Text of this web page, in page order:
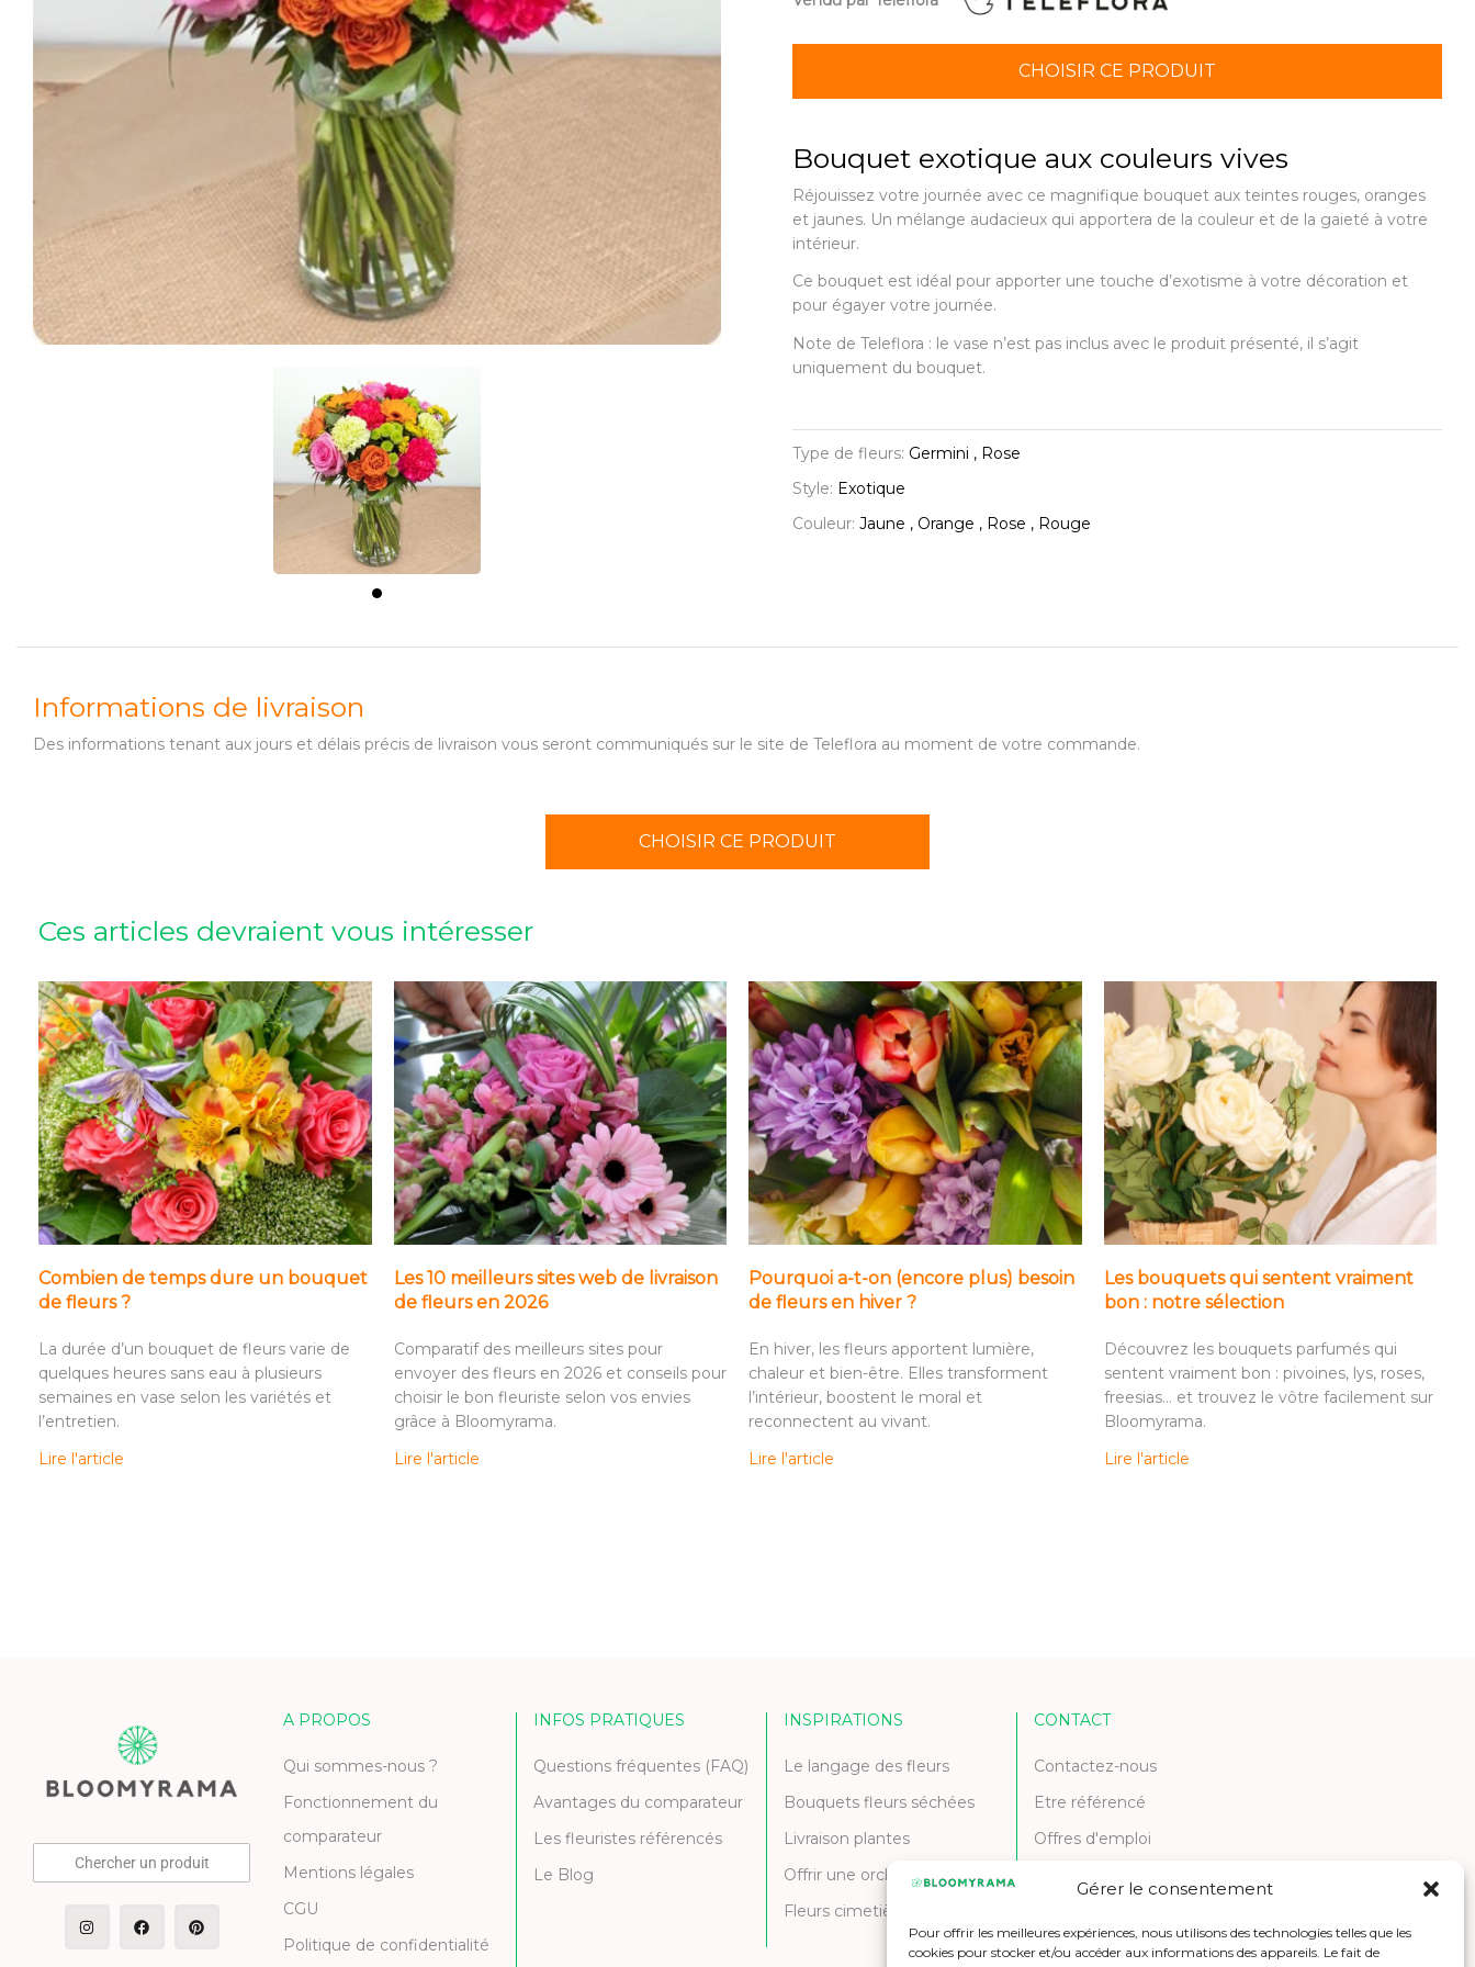
Gérer le consentement
Pour offrir les meilleures expériences, nous utilisons des technologies telles que les
cookies pour stocker et/ou accéder aux informations des appareils. Le fait de
CHOISIR CE PRODUIT
Bouquet exotique aux couleurs vives
Réjouissez votre journée avec ce magnifique bouquet aux teintes rouges, oranges
et jaunes. Un mélange audacieux qui apportera de la couleur et de la gaieté à votre
intérieur.
Ce bouquet est idéal pour apporter une touche d’exotisme à votre décoration et
pour égayer votre journée.
Note de Teleflora : le vase n’est pas inclus avec le produit présenté, il s’agit
uniquement du bouquet.
Type de fleurs: Germini , Rose
Style: Exotique
Couleur: Jaune , Orange , Rose , Rouge
Informations de livraison
Des informations tenant aux jours et délais précis de livraison vous seront communiqués sur le site de Teleflora au moment de votre commande.
CHOISIR CE PRODUIT
Ces articles devraient vous intéresser
Combien de temps dure un bouquet
de fleurs ?
La durée d’un bouquet de fleurs varie de
quelques heures sans eau à plusieurs
semaines en vase selon les variétés et
l’entretien.
Lire l'article
Les 10 meilleurs sites web de livraison
de fleurs en 2026
Comparatif des meilleurs sites pour
envoyer des fleurs en 2026 et conseils pour
choisir le bon fleuriste selon vos envies
grâce à Bloomyrama.
Lire l'article
Pourquoi a-t-on (encore plus) besoin
de fleurs en hiver ?
En hiver, les fleurs apportent lumière,
chaleur et bien-être. Elles transforment
l’intérieur, boostent le moral et
reconnectent au vivant.
Lire l'article
Les bouquets qui sentent vraiment
bon : notre sélection
Découvrez les bouquets parfumés qui
sentent vraiment bon : pivoines, lys, roses,
freesias… et trouvez le vôtre facilement sur
Bloomyrama.
Lire l'article
Chercher un produit
A PROPOS
Qui sommes-nous ?
Fonctionnement du
comparateur
Mentions légales
CGU
Politique de confidentialité
INFOS PRATIQUES
Questions fréquentes (FAQ)
Avantages du comparateur
Les fleuristes référencés
Le Blog
INSPIRATIONS
Le langage des fleurs
Bouquets fleurs séchées
Livraison plantes
Offrir une orchidée
Fleurs cimetière et deuil
CONTACT
Contactez-nous
Etre référencé
Offres d'emploi